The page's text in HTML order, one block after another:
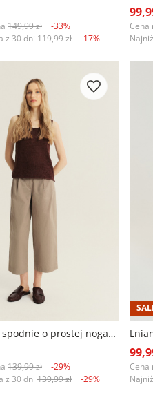
149,99 zł
-33%
z 30 dni 119,99 zł -17%
Bawełniane spodnie o prostej nogawce
139,99 zł
-29%
z 30 dni 139,99 zł -29%